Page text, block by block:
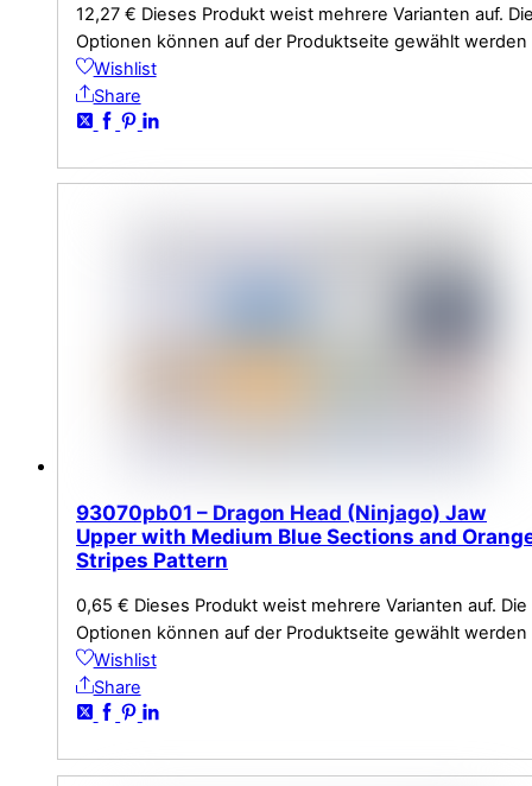
12,27 € Dieses Produkt weist mehrere Varianten auf.
Optionen können auf der Produktseite gewählt werden
Wishlist
Share
93070pb01 – Dragon Head (Ninjago) Jaw
Upper with Medium Blue Sections and
Stripes Pattern
0,65 € Dieses Produkt weist mehrere Varianten auf. Die
Optionen können auf der Produktseite gewählt werden
Wishlist
Share